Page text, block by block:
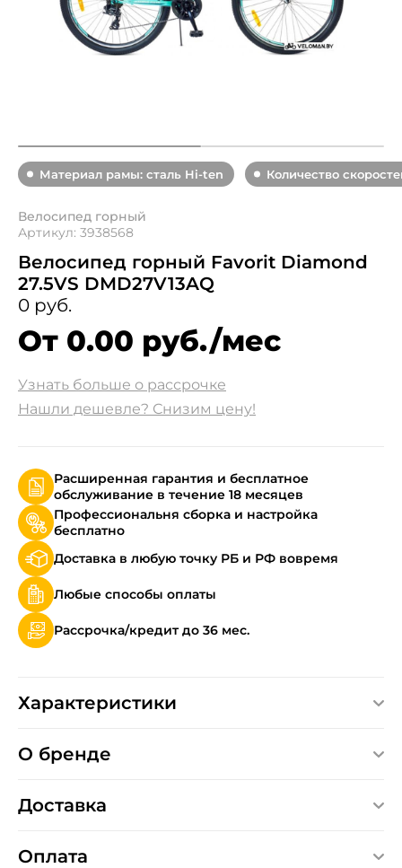
Материал рамы: сталь Hi-ten Количество
Велосипед горный
Артикул: 3938568
Велосипед горный Favorit Diamond
27.5VS DMD27V13AQ
0 руб.
От 0.00 руб./мес
Узнать больше о рассрочке
Нашли дешевле? Снизим цену!
Расширенная гарантия и бесплатное
обслуживание в течение 18 месяцев
Профессиональня сборка и настройка
бесплатно
Доставка в любую точку РБ и РФ вовремя
Любые способы оплаты
Рассрочка/кредит до 36 мес.
Характеристики
О бренде
Доставка
Оплата